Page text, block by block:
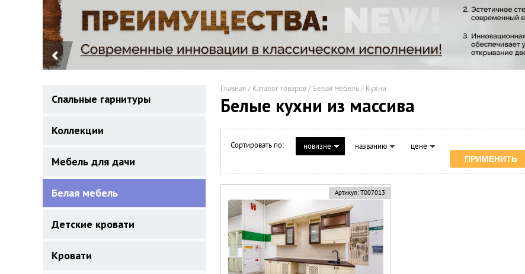
Спальные гарнитуры
Коллекции
Мебель для дачи
Белая мебель
Детские кровати
Кровати
Главная/ Каталог товаров/ Белая мебель/ Кухни
Белые кухни из массива
Сортировать по: новизне названию цене
Артикул: Т007013